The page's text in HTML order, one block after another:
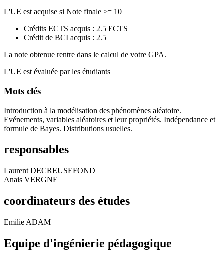
L'UE est acquise si Note finale >= 10
Crédits ECTS acquis : 2.5 ECTS
Crédit de BCI acquis : 2.5
La note obtenue rentre dans le calcul de votre GPA.
L'UE est évaluée par les étudiants.
Mots clés
Introduction à la modélisation des phénomènes aléatoire.
Evénements, variables aléatoires et leur propriétés. Indépendance et
formule de Bayes. Distributions usuelles.
responsables
Laurent DECREUSEFOND
Anais VERGNE
coordinateurs des études
Emilie ADAM
Equipe d'ingénierie pédagogique